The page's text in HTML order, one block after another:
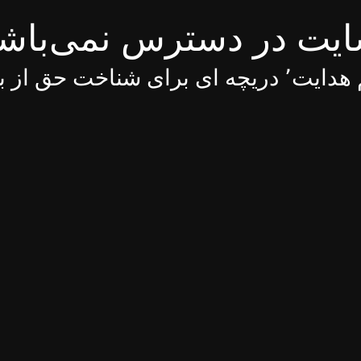
در دسترس
برای شناخت حق از باطل